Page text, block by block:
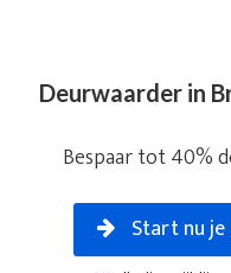
Deurwaarder in
Bespaar tot 40%
Start nu